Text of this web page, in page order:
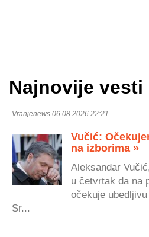
Najnovije vesti
Vranjenews 06.08.2026 22:21
Vučić:
na izborima »
Aleksandar
u četvrtak da na
očekuje
Sr...